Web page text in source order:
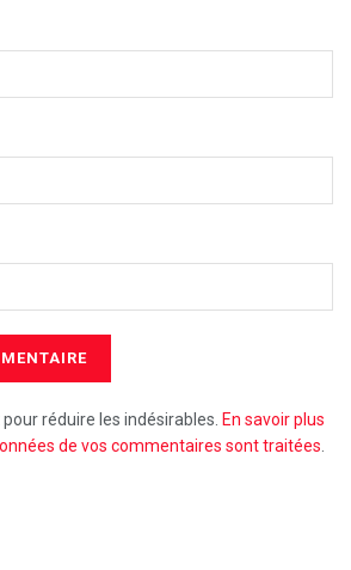
réduire les indésirables. En savoir plus
de vos commentaires sont traitées.